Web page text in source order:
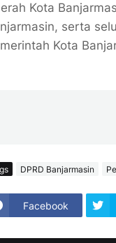
Kota
serta
Kota
DPRD Banjarmasin
Facebook